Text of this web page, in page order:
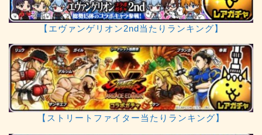
【エヴァンゲリオン2nd当たりランキング】
【ストリートファイター当たりランキング】